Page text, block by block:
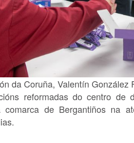
da Coruña, Valentín
reformadas do centro de
de Bergantiños na